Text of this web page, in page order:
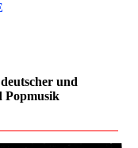
und
Popmusik